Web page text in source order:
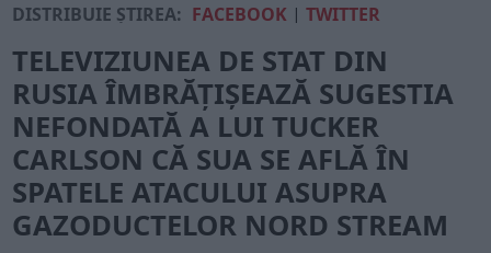
DISTRIBUIE ȘTIREA: FACEBOOK |TWITTER
TELEVIZIUNEA DE STAT DIN
RUSIA ÎMBRĂȚIȘEAZĂ SUGESTIA
NEFONDATĂ A LUI TUCKER
CARLSON CĂ SUA SE AFLĂ ÎN
SPATELE ATACULUI ASUPRA
GAZODUCTELOR NORD STREAM